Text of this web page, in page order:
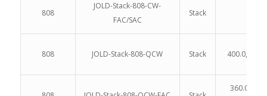
808
JOLD-Stack-808-CW-
FAC/SAC
Stack
808 JOLD-Stack-808-QCW Stack 400.0,
360.0,